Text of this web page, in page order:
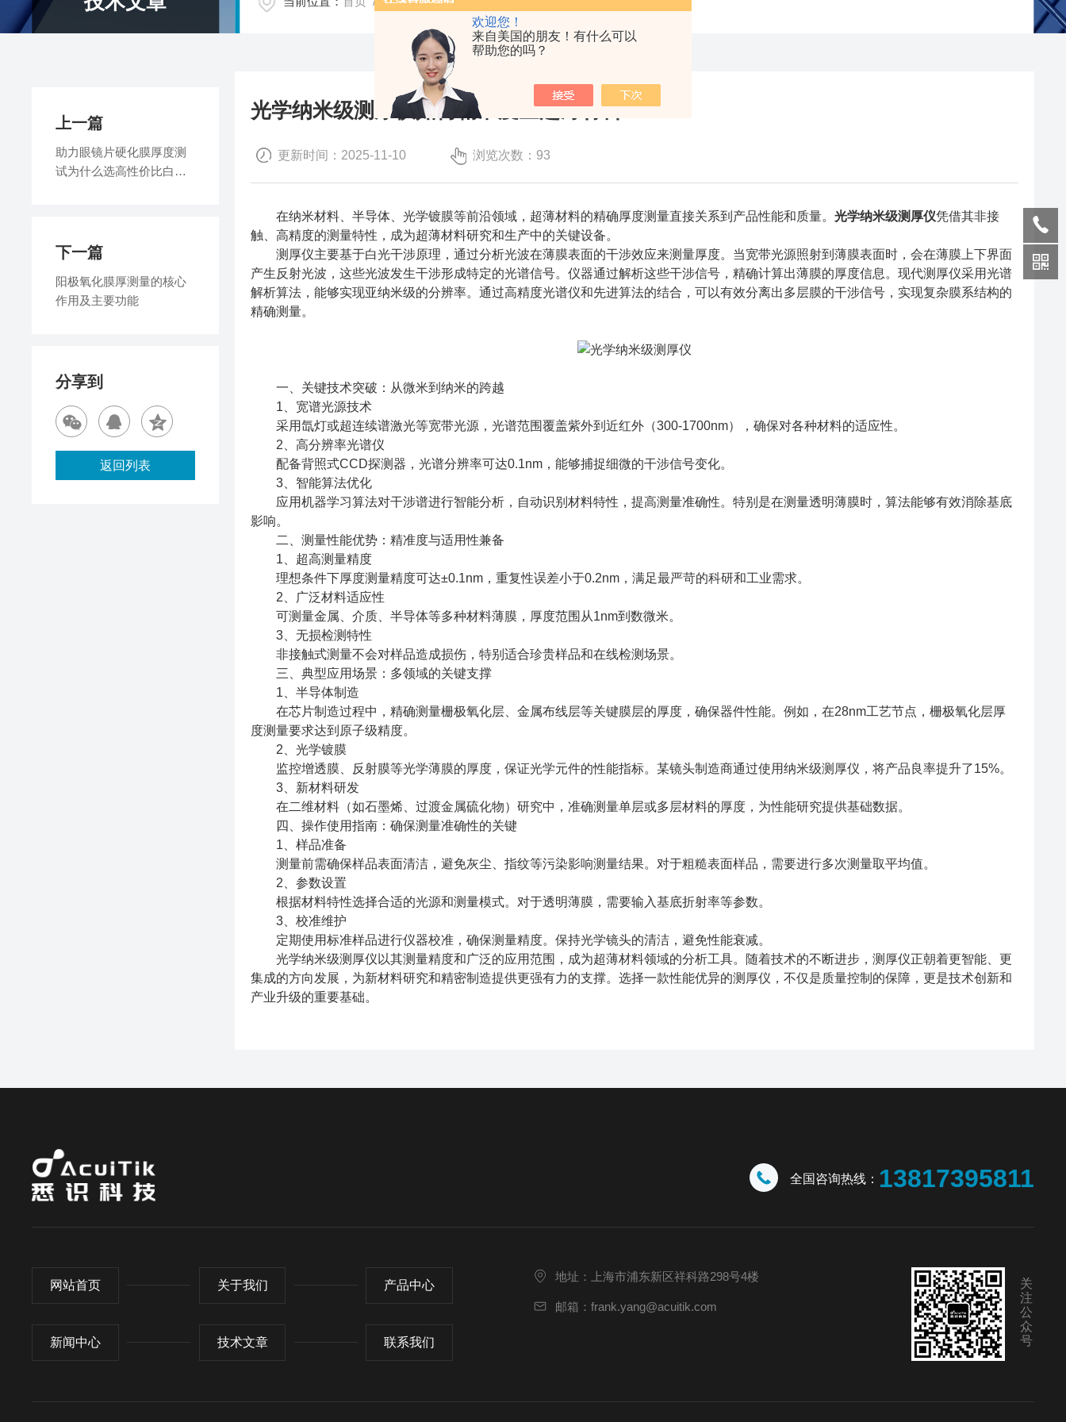
欢迎您！
来自美国的朋友！有什么可以
帮助您的吗？
光学纳米级测厚仪如何精准度量超薄材料？
更新时间：2025-11-10 浏览次数：93
在纳米材料、半导体、光学镀膜等前沿领域，超薄材料的精确厚度测量直接关系到产品性能和质量。光学纳米级测厚仪凭借其非接
触、高精度的测量特性，成为超薄材料研究和生产中的关键设备。
测厚仪主要基于白光干涉原理，通过分析光波在薄膜表面的干涉效应来测量厚度。当宽带光源照射到薄膜表面时，会在薄膜上下界面
产生反射光波，这些光波发生干涉形成特定的光谱信号。仪器通过解析这些干涉信号，精确计算出薄膜的厚度信息。现代测厚仪采用光谱
解析算法，能够实现亚纳米级的分辨率。通过高精度光谱仪和先进算法的结合，可以有效分离出多层膜的干涉信号，实现复杂膜系结构的
精确测量。
一、关键技术突破：从微米到纳米的跨越
1、宽谱光源技术
采用氙灯或超连续谱激光等宽带光源，光谱范围覆盖紫外到近红外（300-1700nm），确保对各种材料的适应性。
2、高分辨率光谱仪
配备背照式CCD探测器，光谱分辨率可达0.1nm，能够捕捉细微的干涉信号变化。
3、智能算法优化
应用机器学习算法对干涉谱进行智能分析，自动识别材料特性，提高测量准确性。特别是在测量透明薄膜时，算法能够有效消除基底
影响。
二、测量性能优势：精准度与适用性兼备
1、超高测量精度
理想条件下厚度测量精度可达±0.1nm，重复性误差小于0.2nm，满足最严苛的科研和工业需求。
2、广泛材料适应性
可测量金属、介质、半导体等多种材料薄膜，厚度范围从1nm到数微米。
3、无损检测特性
非接触式测量不会对样品造成损伤，特别适合珍贵样品和在线检测场景。
三、典型应用场景：多领域的关键支撑
1、半导体制造
在芯片制造过程中，精确测量栅极氧化层、金属布线层等关键膜层的厚度，确保器件性能。例如，在28nm工艺节点，栅极氧化层厚
度测量要求达到原子级精度。
2、光学镀膜
监控增透膜、反射膜等光学薄膜的厚度，保证光学元件的性能指标。某镜头制造商通过使用纳米级测厚仪，将产品良率提升了15%。
3、新材料研发
在二维材料（如石墨烯、过渡金属硫化物）研究中，准确测量单层或多层材料的厚度，为性能研究提供基础数据。
四、操作使用指南：确保测量准确性的关键
1、样品准备
测量前需确保样品表面清洁，避免灰尘、指纹等污染影响测量结果。对于粗糙表面样品，需要进行多次测量取平均值。
2、参数设置
根据材料特性选择合适的光源和测量模式。对于透明薄膜，需要输入基底折射率等参数。
3、校准维护
定期使用标准样品进行仪器校准，确保测量精度。保持光学镜头的清洁，避免性能衰减。
光学纳米级测厚仪以其测量精度和广泛的应用范围，成为超薄材料领域的分析工具。随着技术的不断进步，测厚仪正朝着更智能、更
集成的方向发展，为新材料研究和精密制造提供更强有力的支撑。选择一款性能优异的测厚仪，不仅是质量控制的保障，更是技术创新和
产业升级的重要基础。
上一篇
助力眼镜片硬化膜厚度测
试为什么选高性价比白光
下一篇
阳极氧化膜厚测量的核心
作用及主要功能
分享到
返回列表
全国咨询热线： 13817395811
网站首页 关于我们 产品中心
新闻中心 技术文章 联系我们
地址：上海市浦东新区祥科路298号4楼
邮箱：frank.yang@acuitik.com
关
注
公
众
号